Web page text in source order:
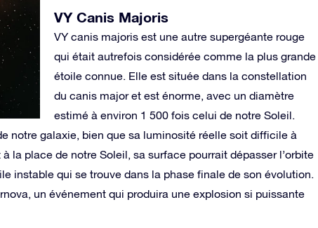
VY Canis Majoris
VY canis majoris est une autre supergéante rouge
qui était autrefois considérée comme la plus grande
étoile connue. Elle est située dans la constellation
du canis major et est énorme, avec un diamètre
estimé à environ 1 500 fois celui de notre Soleil.
notre galaxie, bien que sa luminosité réelle soit difficile à
la place de notre Soleil, sa surface pourrait dépasser l’orbite
instable qui se trouve dans la phase finale de son évolution.
un événement qui produira une explosion si puissante